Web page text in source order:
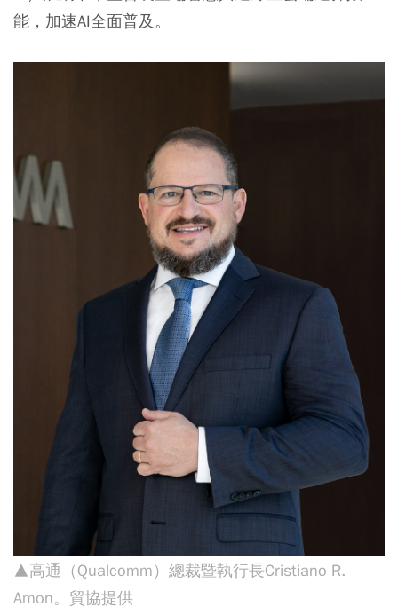
能，加速AI全面普及。
▲高通（Qualcomm）總裁暨執行長Cristiano R.
Amon。貿協提供